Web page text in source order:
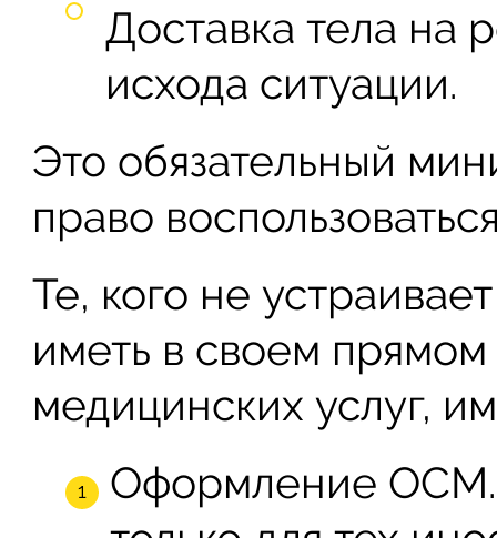
Доставка тела на
исхода ситуации.
Это обязательный
право
Те, кого не
иметь в своем
медицинских услуг,
Оформление ОСМ.